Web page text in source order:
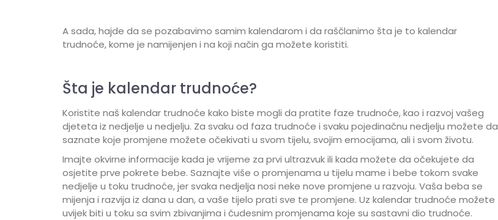
A sada, hajde da se pozabavimo samim kalendarom i da raščlanimo šta je to kalendar
trudnoće, kome je namijenjen i na koji način ga možete koristiti.
Šta je kalendar trudnoće?
Koristite naš kalendar trudnoće kako biste mogli da pratite faze trudnoće, kao i razvoj vašeg
djeteta iz nedjelje u nedjelju. Za svaku od faza trudnoće i svaku pojedinačnu nedjelju možete da
saznate koje promjene možete očekivati u svom tijelu, svojim emocijama, ali i svom životu.
Imajte okvirne informacije kada je vrijeme za prvi ultrazvuk ili kada možete da očekujete da
osjetite prve pokrete bebe. Saznajte više o promjenama u tijelu mame i bebe tokom svake
nedjelje u toku trudnoće, jer svaka nedjelja nosi neke nove promjene u razvoju. Vaša beba se
mijenja i razvija iz dana u dan, a vaše tijelo prati sve te promjene. Uz kalendar trudnoće možete
uvijek biti u toku sa svim zbivanjima i čudesnim promjenama koje su sastavni dio trudnoće.